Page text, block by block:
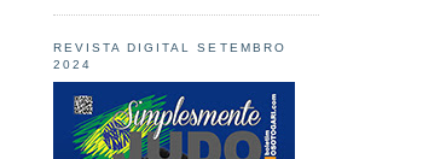
REVISTA DIGITAL SETEMBRO
2024